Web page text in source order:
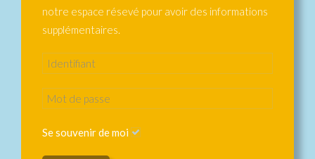
notre espace résevé pour avoir des informations
supplémentaires.
Se souvenir de moi